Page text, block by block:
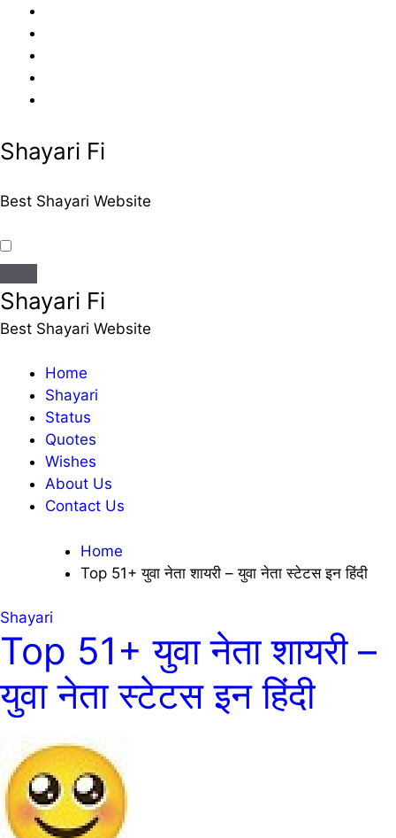
content
Shayari Fi
Best Shayari Website
Shayari Fi
Best Shayari Website
Home
Shayari
Status
Quotes
Wishes
About Us
Contact Us
Home
Top 51+ युवा नेता शायरी – युवा नेता स्टेटस इन हिंदी
Shayari
Top 51+ युवा नेता शायरी –
युवा नेता स्टेटस इन हिंदी